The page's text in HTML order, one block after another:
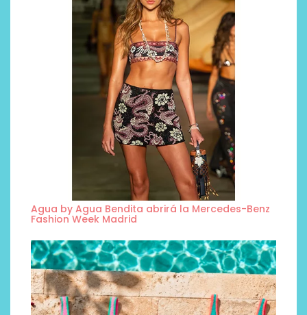
Agua by Agua Bendita abrirá la Mercedes-Benz
Fashion Week Madrid